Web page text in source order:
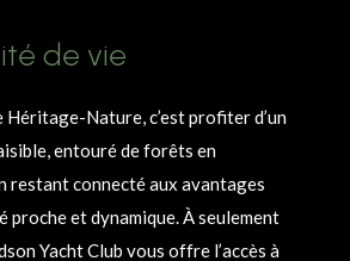
de vie
Héritage-Nature, c’est profiter d’un
entouré de forêts en
restant connecté aux avantages
proche et dynamique. À seulement
Yacht Club vous offre l’accès à